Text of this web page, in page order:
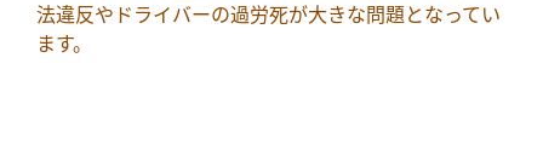
法違反やドライバーの過労死が大きな問題となってい
ます。